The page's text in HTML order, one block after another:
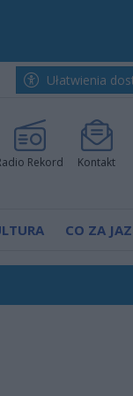
Ułatwienia
Rekord Kontakt
CO ZA
pokazali klasę
nową